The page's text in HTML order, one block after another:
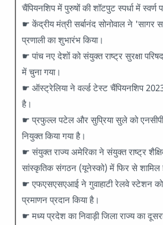
चैंपियनशिप में पुरुषों की शॉटपुट स्पर्धा में स्वर्ण
☛ केंद्रीय मंत्री सर्बानंद सोनोवाल ने 'सागर
प्रणाली का शुभारंभ किया।
☛ पांच नए देशों को संयुक्त राष्ट्र सुरक्षा
में चुना गया।
☛ ऑस्ट्रेलिया ने वर्ल्ड टेस्ट चैंपियनशिप
है।
☛ प्रफुल्ल पटेल और सुप्रिया सुले को एनसीपी
नियुक्त किया गया है।
☛ संयुक्त राज्य अमेरिका ने संयुक्त राष्ट्र
सांस्कृतिक संगठन (यूनेस्को) में फिर से शामिल
☛ एफएसएसएआई ने गुवाहाटी रेलवे स्टेशन
प्रमाणन प्रदान किया है।
☛ मध्य प्रदेश का निवाड़ी जिला राज्य का